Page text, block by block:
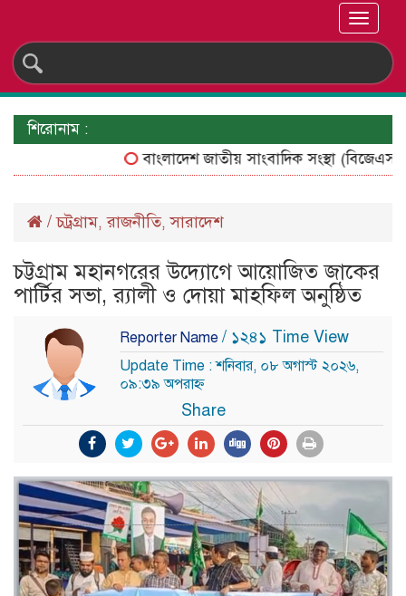
Toggle
শিরোনাম :
বাংলাদেশ জাতীয় সাংবাদিক সংস্থা (বিজেএসএস)
/চট্রগ্রাম,রাজনীতি,সারাদেশ
চট্টগ্রাম মহানগরের উদ্যোগে আয়োজিত জাকের
পার্টির সভা, র‌্যালী ও দোয়া মাহফিল অনুষ্ঠিত
Reporter Name / ১২৪১ Time View
Update Time : শনিবার, ০৮ অগাস্ট ২০২৬,
০৯:৩৯ অপরাহ্ন
Share